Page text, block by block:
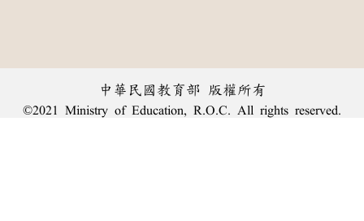
中華民國教育部 版權所有
©2021 Ministry of Education, R.O.C. All rights reserved.